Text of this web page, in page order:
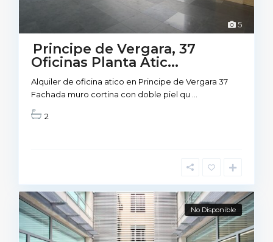
5
Principe de Vergara, 37
Oficinas Planta Atic...
Alquiler de oficina atico en Principe de Vergara 37
Fachada muro cortina con doble piel qu
2
No Disponible